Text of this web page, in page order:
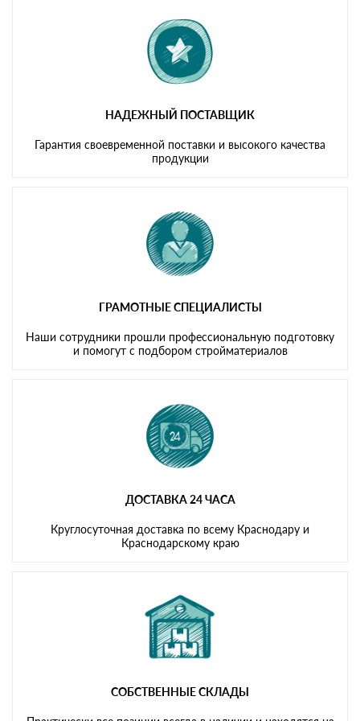
НАДЕЖНЫЙ ПОСТАВЩИК
Гарантия своевременной поставки и высокого качества
продукции
ГРАМОТНЫЕ СПЕЦИАЛИСТЫ
Наши сотрудники прошли профессиональную подготовку
и помогут с подбором стройматериалов
ДОСТАВКА 24 ЧАСА
Круглосуточная доставка по всему Краснодару и
Краснодарскому краю
СОБСТВЕННЫЕ СКЛАДЫ